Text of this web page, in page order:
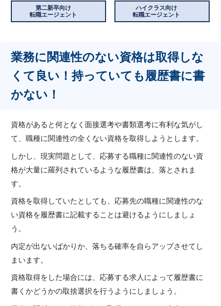
第二新卒向け
転職エージェント
ハイクラス向け
転職エージェント
業務に関連性のない資格は取得しな
くて良い！持っていても履歴書に書
かない！
資格があると何となく面接選考や書類選考に有利な気がし
て、職種に関連性の全くない資格を取得しようとします。
しかし、現実問題として、応募する職種に関連性のない資
格が大量に羅列されているような履歴書は、落とされま
す。
資格を取得していたとしても、応募先の職種に関連性のな
い資格を履歴書に記載することは避けるようにしましょ
う。
内定が出ないばかりか、落ちる確率を自らアップさせてし
まいます。
資格取得をした場合には、応募する求人によって履歴書に
書くかどうかの取捨選択を行うようにしましょう。